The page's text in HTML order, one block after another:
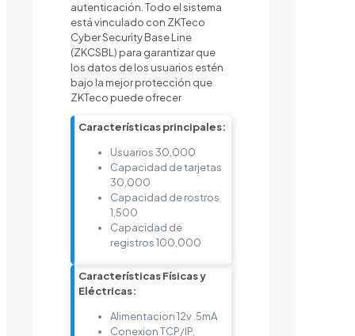
autenticación. Todo el sistema
está vinculado con ZKTeco
Cyber Security Base Line
(ZKCSBL) para garantizar que
los datos de los usuarios estén
bajo la mejor protección que
ZKTeco puede ofrecer
Características principales:
Usuarios 30,000
Capacidad de tarjetas
30,000
Capacidad de rostros
1,500
Capacidad de
registros 100,000
Características Físicas y
Eléctricas:
Alimentacion 12v .5mA
Conexion TCP/IP,